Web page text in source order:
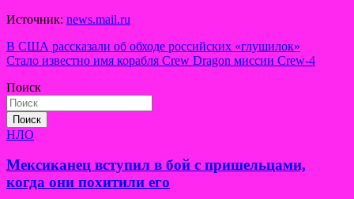
Источник: news.mail.ru
Навигация
по
записям
В США рассказали об обходе российских «глушилок»
Стало известно имя корабля Crew Dragon миссии Crew-4
Поиск
Поиск
НЛО
Мексиканец вступил в бой с пришельцами,
когда они похитили его